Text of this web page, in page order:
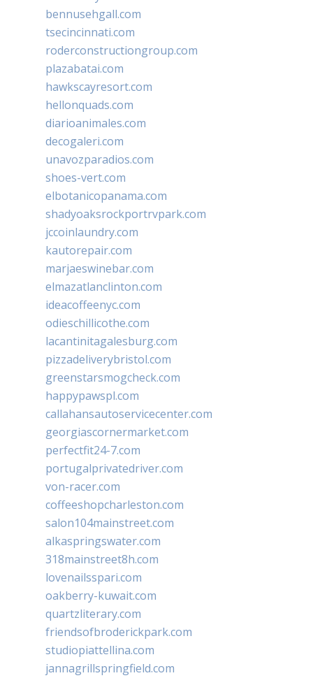
bennusehgall.com
tsecincinnati.com
roderconstructiongroup.com
plazabatai.com
hawkscayresort.com
hellonquads.com
diarioanimales.com
decogaleri.com
unavozparadios.com
shoes-vert.com
elbotanicopanama.com
shadyoaksrockportrvpark.com
jccoinlaundry.com
kautorepair.com
marjaeswinebar.com
elmazatlanclinton.com
ideacoffeenyc.com
odieschillicothe.com
lacantinitagalesburg.com
pizzadeliverybristol.com
greenstarsmogcheck.com
happypawspl.com
callahansautoservicecenter.com
georgiascornermarket.com
perfectfit24-7.com
portugalprivatedriver.com
von-racer.com
coffeeshopcharleston.com
salon104mainstreet.com
alkaspringswater.com
318mainstreet8h.com
lovenailsspari.com
oakberry-kuwait.com
quartzliterary.com
friendsofbroderickpark.com
studiopiattellina.com
jannagrillspringfield.com